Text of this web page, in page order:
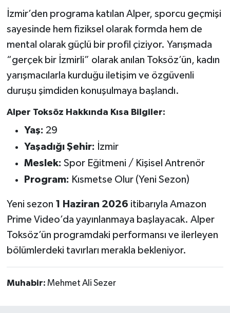
İzmir’den programa katılan Alper, sporcu geçmişi
sayesinde hem fiziksel olarak formda hem de
mental olarak güçlü bir profil çiziyor. Yarışmada
“gerçek bir İzmirli” olarak anılan Toksöz’ün, kadın
yarışmacılarla kurduğu iletişim ve özgüvenli
duruşu şimdiden konuşulmaya başlandı.
Alper Toksöz Hakkında Kısa Bilgiler:
Yaş: 29
Yaşadığı Şehir: İzmir
Meslek: Spor Eğitmeni / Kişisel Antrenör
Program: Kısmetse Olur (Yeni Sezon)
Yeni sezon 1 Haziran 2026 itibarıyla Amazon
Prime Video’da yayınlanmaya başlayacak. Alper
Toksöz’ün programdaki performansı ve ilerleyen
bölümlerdeki tavırları merakla bekleniyor.
Muhabir: Mehmet Ali Sezer